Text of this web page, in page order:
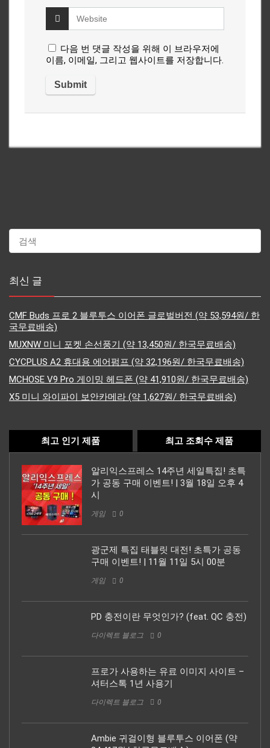
다음 번 댓글 작성을 위해 이 브라우저에
이름, 이메일, 그리고 웹사이트를 저장합니다.
최신 글
CMF Buds 프로 2 블루투스 이어폰 글로벌버전 (약 53,594원/ 한
국무료배송)
MUXNW 미니 포켓 손선풍기 (약 13,450원/ 한국무료배송)
CYCPLUS A2 휴대용 에어펌프 (약 32,196원/ 한국무료배송)
MCHOSE V9 Pro 게이밍 헤드폰 (약 41,910원/ 한국무료배송)
X5 미니 와이파이 보안카메라 (약 1,627원/ 한국무료배송)
최고 인기 제품 최고 조회수 제품
알리익스프레스 14주년 세일특집! 초특
가 공동 구매 이벤트! | 3월 18일 오후 4
시
게임 0
광군제 특집 태블릿 대전! 초특가 공동
구매 이벤트! | 11월 11일 5시 00분
게임 0
PD 충전이란 무엇인가? (feat. QC 충전)
다이렉트 블로그 0
프로가 사용하는 유료 이미지 사이트 –
셔터스톡 1년 사용기
다이렉트 블로그 0
Ambie 귀걸이형 블루투스 이어폰 (약